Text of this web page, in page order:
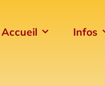
Accueil Infos